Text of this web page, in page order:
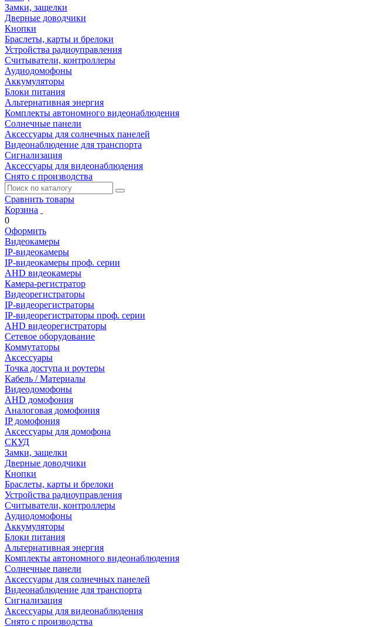
Замки, защелки
Дверные доводчики
Кнопки
Браслеты, карты и брелоки
Устройства радиоуправления
Считыватели, контроллеры
Аудиодомофоны
Аккумуляторы
Блоки питания
Альтернативная энергия
Комплекты автономного видеонаблюдения
Солнечные панели
Аксессуары для солнечных панелей
Видеонаблюдение для транспорта
Сигнализация
Аксессуары для видеонаблюдения
Снято с производства
Сравнить товары
Корзина
0
Оформить
Видеокамеры
IP-видеокамеры
IP-видеокамеры проф. серии
AHD видеокамеры
Камера-регистратор
Видеорегистраторы
IP-видеорегистраторы
IP-видеорегистраторы проф. серии
AHD видеорегистраторы
Сетевое оборудование
Коммутаторы
Аксессуары
Точка доступа и роутеры
Кабель / Материалы
Видеодомофоны
AHD домофония
Аналоговая домофония
IP домофония
Аксессуары для домофона
СКУД
Замки, защелки
Дверные доводчики
Кнопки
Браслеты, карты и брелоки
Устройства радиоуправления
Считыватели, контроллеры
Аудиодомофоны
Аккумуляторы
Блоки питания
Альтернативная энергия
Комплекты автономного видеонаблюдения
Солнечные панели
Аксессуары для солнечных панелей
Видеонаблюдение для транспорта
Сигнализация
Аксессуары для видеонаблюдения
Снято с производства